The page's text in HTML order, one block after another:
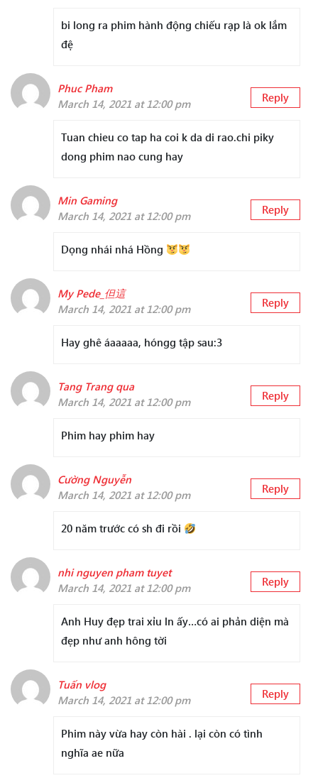
bi long ra phim hành động chiếu rạp là ok lắm
đệ
Phuc Pham
March 14, 2021 at 12:00 pm
Reply
Tuan chieu co tap ha coi k da di rao.chi piky
dong phim nao cung hay
Min Gaming
March 14, 2021 at 12:00 pm
Reply
Dọng nhái nhá Hồng
My Pede_但這
March 14, 2021 at 12:00 pm
Reply
Hay ghê áaaaaa, hóngg tập sau:3
Tang Trang qua
March 14, 2021 at 12:00 pm
Reply
Phim hay phim hay
Cường Nguyễn
March 14, 2021 at 12:00 pm
Reply
20 năm trước có sh đi rồi
nhi nguyen pham tuyet
March 14, 2021 at 12:00 pm
Reply
Anh Huy đẹp trai xỉu ln ấy…có ai phản diện mà
đẹp như anh hông tời
Tuấn vlog
March 14, 2021 at 12:00 pm
Reply
Phim này vừa hay còn hài . lại còn có tình
nghĩa ae nữa